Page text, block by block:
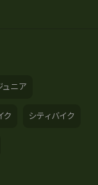
ニア
ク シティバイク